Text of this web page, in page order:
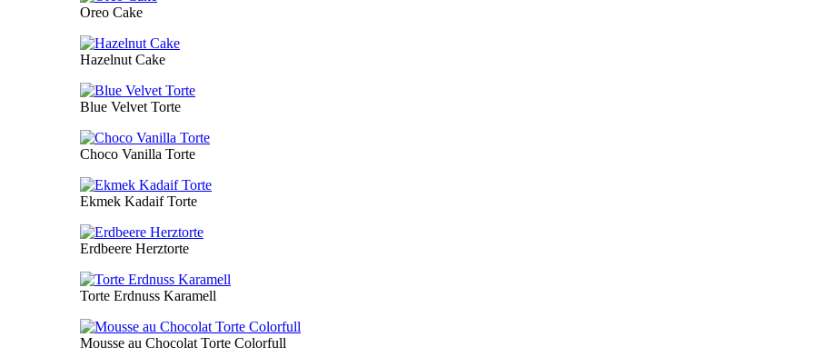
Oreo Cake
Hazelnut Cake
Blue Velvet Torte
Choco Vanilla Torte
Ekmek Kadaif Torte
Erdbeere Herztorte
Torte Erdnuss Karamell
Mousse au Chocolat Torte Colorfull